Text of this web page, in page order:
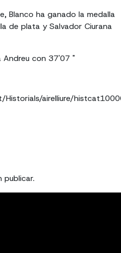
Blanco ha ganado la medalla
de plata y Salvador Ciurana
Andreu con 37'07 "
airelliure/
publicar.